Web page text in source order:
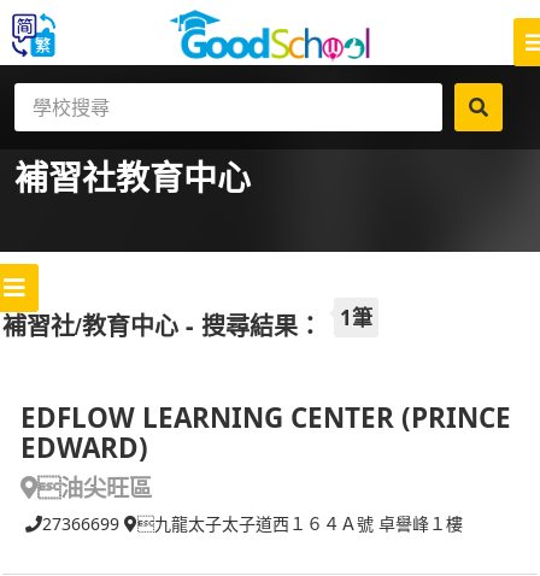
補習社教育中心
補習社/教育中心 - 搜尋結果： 1筆
EDFLOW LEARNING CENTER (PRINCE
EDWARD)
油尖旺區
27366699 九龍太子太子道西１６４Ａ號 卓譽峰１樓